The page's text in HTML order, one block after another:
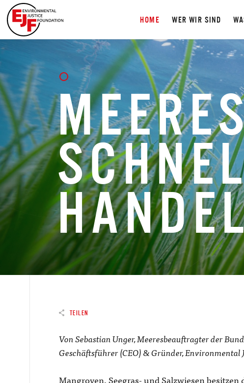
HOME WER WIR SIND
TEILEN
Von Sebastian Unger, Meeresbeauftragter der
Geschäftsführer (CEO) & Gründer, Environmental
Mangroven, Seegras- und Salzwiesen